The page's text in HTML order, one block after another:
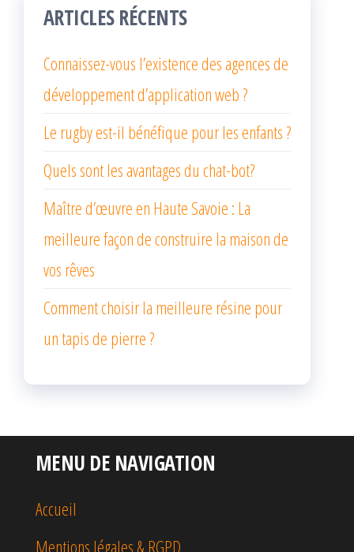
ARTICLES RÉCENTS
Connaissez-vous l’existence des agences de
développement d’application web ?
Le rugby est-il bénéfique pour les enfants ?
Quels sont les avantages du chat-bot?
Maître d’œuvre en Haute Savoie : La
meilleure façon de construire la maison de
vos rêves
Comment choisir la meilleure résine pour
un tapis de pierre ?
MENU DE NAVIGATION
Accueil
Mentions légales & RGPD